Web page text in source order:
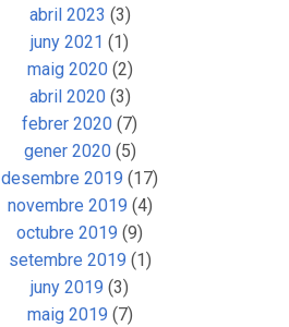
abril 2023 (3)
juny 2021 (1)
maig 2020(2)
abril 2020(3)
febrer 2020 (7)
gener 2020(5)
desembre 2019 (17)
novembre 2019 (4)
octubre 2019 (9)
setembre 2019 (1)
juny 2019 (3)
maig 2019 (7)